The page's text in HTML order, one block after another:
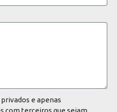
e apenas
com terceiros que sejam